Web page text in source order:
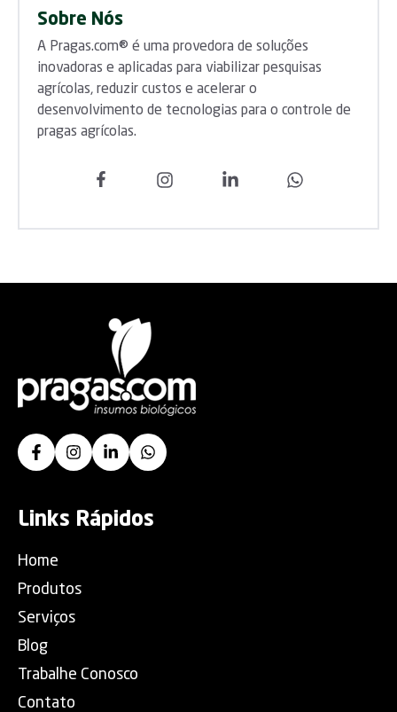
Sobre Nós
A Pragas.com® é uma provedora de soluções
inovadoras e aplicadas para viabilizar pesquisas
agrícolas, reduzir custos e acelerar o
desenvolvimento de tecnologias para o controle de
pragas agrícolas.
Links Rápidos
Home
Produtos
Serviços
Blog
Trabalhe Conosco
Contato